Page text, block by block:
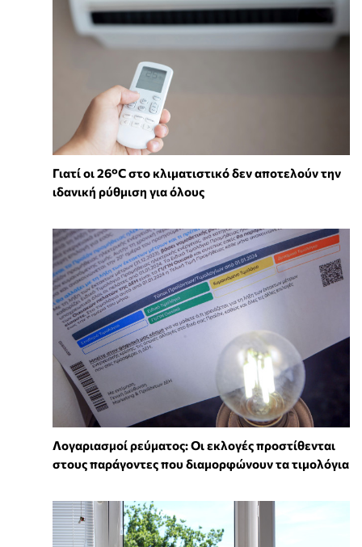
Γιατί οι 26°C στο κλιματιστικό δεν αποτελούν την
ιδανική ρύθμιση για όλους
Λογαριασμοί ρεύματος: Οι εκλογές προστίθενται
στους παράγοντες που διαμορφώνουν τα τιμολόγια